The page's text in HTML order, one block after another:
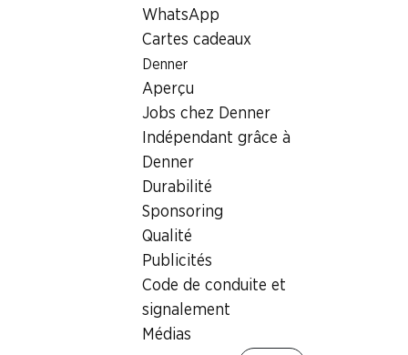
WhatsApp
Cartes cadeaux
Denner
Aperçu
Jobs chez Denner
Indépendant grâce à
Denner
Durabilité
Sponsoring
Qualité
Publicités
Code de conduite et
signalement
Médias
Acheter dans le shop des vins
Bon à savoir